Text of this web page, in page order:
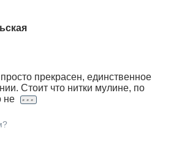
прекрасен, единственное
Стоит что нитки мулине, по
не
...